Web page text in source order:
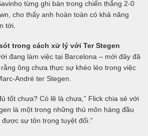
từng ghi bàn trong chiến thắng 2-0
cho thấy anh hoàn toàn có khả năng
tới.
trong cách xử lý với Ter Stegen
đang làm việc tại Barcelona – mới đây đã
ông chưa thực sự khéo léo trong việc
André ter Stegen.
tốt chưa? Có lẽ là chưa,” Flick chia sẻ với
là một trong những thủ môn hàng đầu
sự tôn trọng tuyệt đối.”